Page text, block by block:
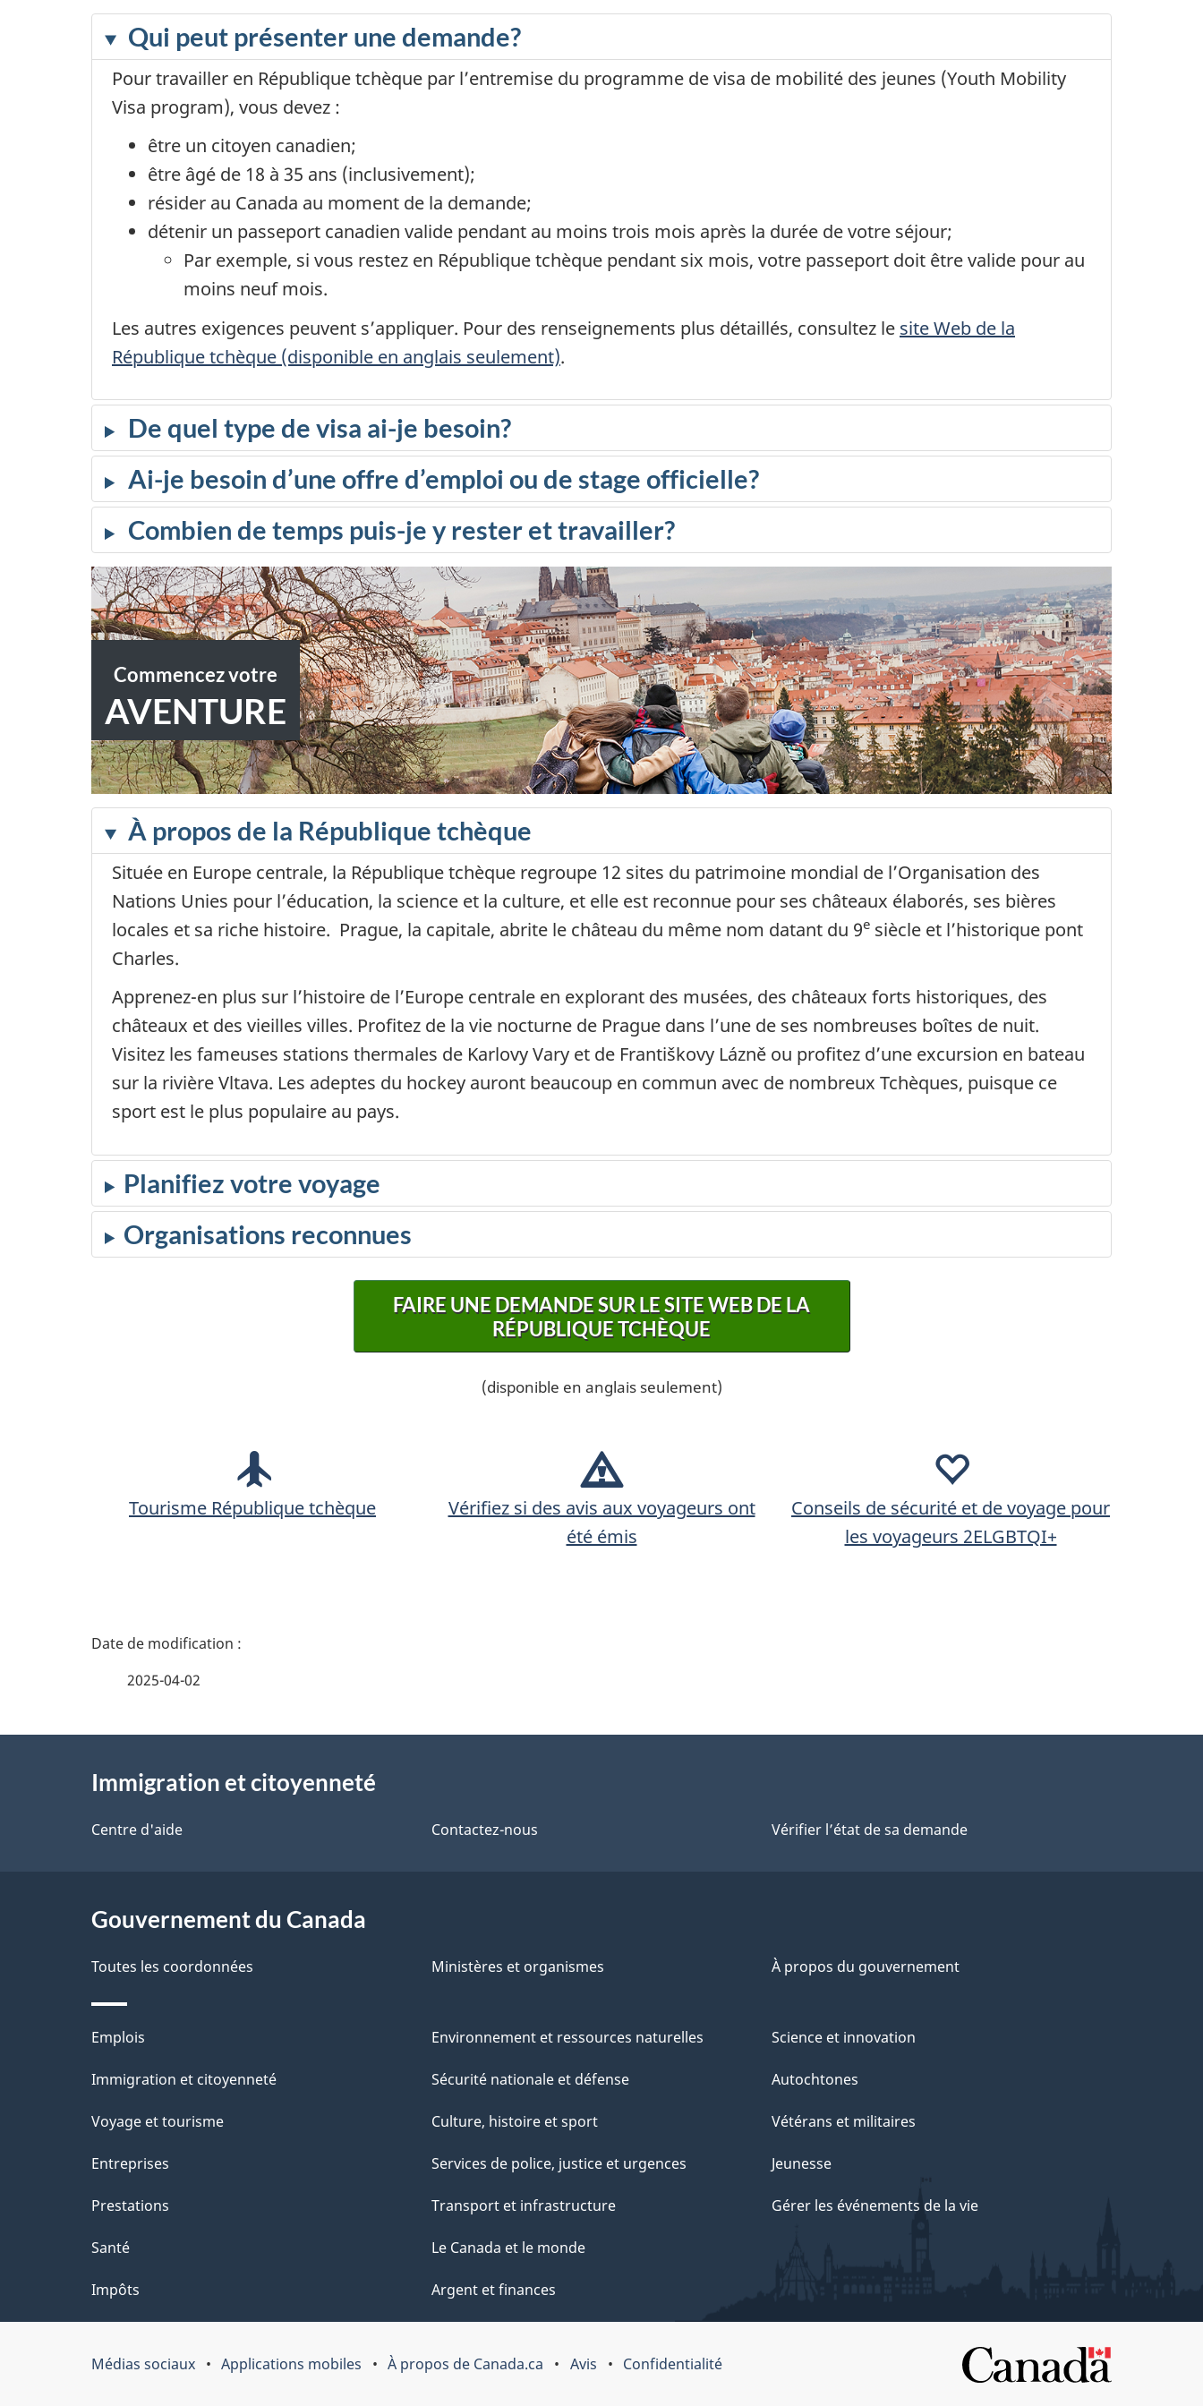
Qui peut présenter une demande?
Pour travailler en République tchèque par l’entremise du programme de visa de mobilité des jeunes (Youth Mobility
Visa program), vous devez :
être un citoyen canadien;
être âgé de 18 à 35 ans (inclusivement);
résider au Canada au moment de la demande;
détenir un passeport canadien valide pendant au moins trois mois après la durée de votre séjour;
Par exemple, si vous restez en République tchèque pendant six mois, votre passeport doit être valide pour au
moins neuf mois.
Les autres exigences peuvent s’appliquer. Pour des renseignements plus détaillés, consultez le site Web de la
République tchèque (disponible en anglais seulement).
De quel type de visa ai-je besoin?
Ai-je besoin d’une offre d’emploi ou de stage officielle?
Combien de temps puis-je y rester et travailler?
Commencez votre
AVENTURE
À propos de la République tchèque
Située en Europe centrale, la République tchèque regroupe 12 sites du patrimoine mondial de l’Organisation des
Nations Unies pour l’éducation, la science et la culture, et elle est reconnue pour ses châteaux élaborés, ses bières
locales et sa riche histoire. Prague, la capitale, abrite le château du même nom datant du 9e siècle et l’historique pont
Charles.
Apprenez-en plus sur l’histoire de l’Europe centrale en explorant des musées, des châteaux forts historiques, des
châteaux et des vieilles villes. Profitez de la vie nocturne de Prague dans l’une de ses nombreuses boîtes de nuit.
Visitez les fameuses stations thermales de Karlovy Vary et de Františkovy Lázně ou profitez d’une excursion en bateau
sur la rivière Vltava. Les adeptes du hockey auront beaucoup en commun avec de nombreux Tchèques, puisque ce
sport est le plus populaire au pays.
Planifiez votre voyage
Organisations reconnues
FAIRE UNE DEMANDE SUR LE SITE WEB DE LA
RÉPUBLIQUE TCHÈQUE
(disponible en anglais seulement)
Tourisme République tchèque
Vérifiez si des avis aux voyageurs ont
été émis
Conseils de sécurité et de voyage pour
les voyageurs 2ELGBTQI+
D
a
l
d
e
l
2025-04-02
proposImmigration et citoyenneté
Centre d'aide Contactez-nous Vérifier l’état de sa demande
Gouvernement du Canada
Toutes les coordonnées Ministères et organismes À propos du gouvernement
Thèmes
et
Emplois
Immigration et citoyenneté
Voyage et tourisme
Entreprises
Prestations
Santé
Impôts
Environnement et ressources naturelles
Sécurité nationale et défense
Culture, histoire et sport
Services de police, justice et urgences
Transport et infrastructure
Le Canada et le monde
Argent et finances
Science et innovation
Autochtones
Vétérans et militaires
Jeunesse
Gérer les événements de la vie
Organisation
Médias sociaux Applications mobiles À propos de Canada.ca Avis Confidentialité